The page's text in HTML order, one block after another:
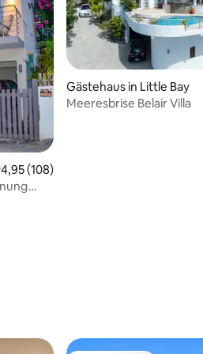
Bewertung: 4,95 von
4,95 (108)
Gästehaus in Little Bay
Meeresbrise Belair Villa